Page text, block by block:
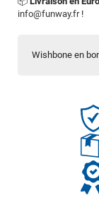
Wishbone en
info@funway.fr!